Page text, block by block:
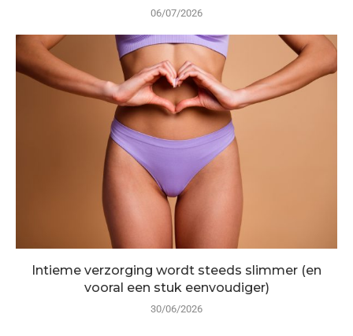
06/07/2026
Intieme verzorging wordt steeds slimmer (en
vooral een stuk eenvoudiger)
30/06/2026